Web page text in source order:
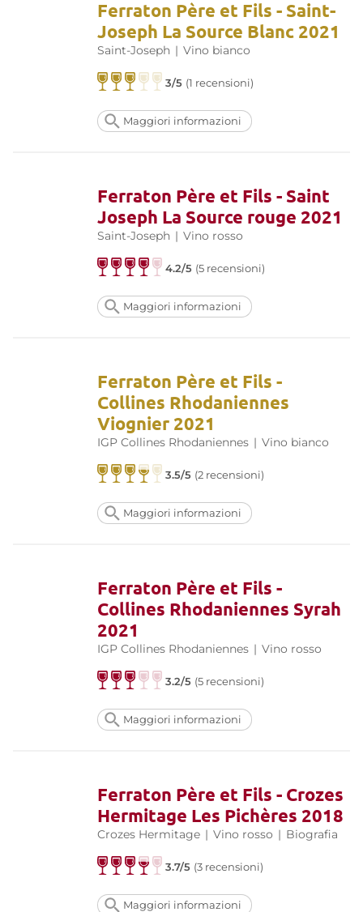
Ferraton Père et Fils - Saint-
Joseph La Source Blanc 2021
Saint-Joseph | Vino bianco
3/5 (1 recensioni)
Maggiori informazioni
Ferraton Père et Fils - Saint
Joseph La Source rouge 2021
Saint-Joseph | Vino rosso
4.2/5 (5 recensioni)
Maggiori informazioni
Ferraton Père et Fils -
Collines Rhodaniennes
Viognier 2021
IGP Collines Rhodaniennes | Vino bianco
3.5/5 (2 recensioni)
Maggiori informazioni
Ferraton Père et Fils -
Collines Rhodaniennes Syrah
2021
IGP Collines Rhodaniennes | Vino rosso
3.2/5 (5 recensioni)
Maggiori informazioni
Ferraton Père et Fils - Crozes
Hermitage Les Pichères 2018
Crozes Hermitage | Vino rosso | Biografia
3.7/5 (3 recensioni)
Maggiori informazioni